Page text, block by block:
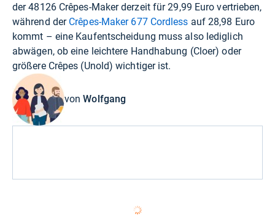
der 48126 Crêpes-Maker derzeit für29,99 Euro vertrieben,
während der Crêpes-Maker 677 Cordless auf28,98 Euro
kommt – eine Kaufentscheidung muss also lediglich
abwägen, ob eine leichtere Handhabung (Cloer) oder
größere Crêpes (Unold) wichtiger ist.
vonWolfgang